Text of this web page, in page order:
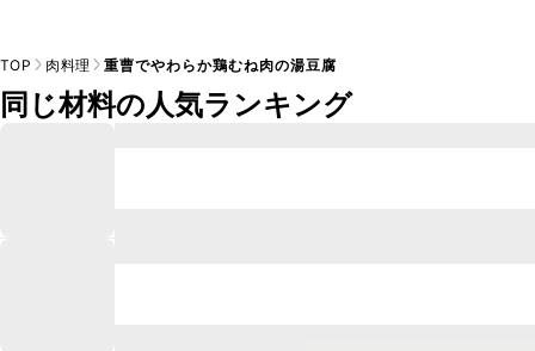
TOP 肉料理 重曹でやわらか鶏むね肉の湯豆腐
同じ材料の人気ランキング